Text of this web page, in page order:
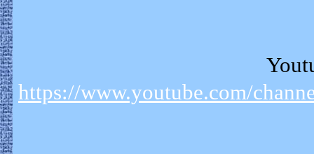
https://www.youtube.com/